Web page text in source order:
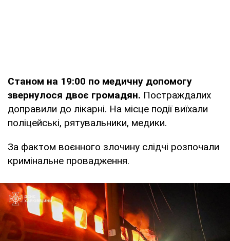
Станом на 19:00 по медичну допомогу
звернулося двоє громадян. Постраждалих
доправили до лікарні. На місце події виїхали
поліцейські, рятувальники, медики.
За фактом воєнного злочину слідчі розпочали
кримінальне провадження.